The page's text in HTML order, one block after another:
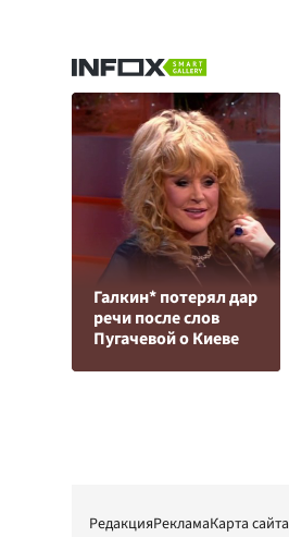
Галкин* потерял дар
речи после слов
Пугачевой о Киеве
РедакцияРекламаКарта сайта